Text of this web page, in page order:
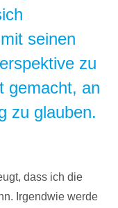
seinen
zu
gemacht, an
zu glauben.
dass ich die
Irgendwie werde